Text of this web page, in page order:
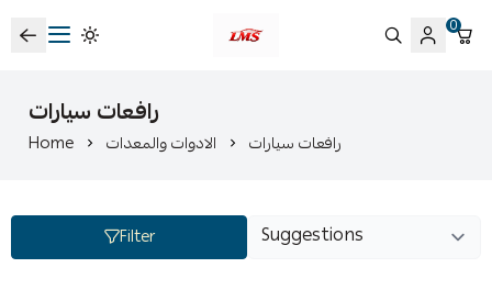
متجر لمسات الشرقية لزينة سيارات LMS
0
رافعات سيارات
Home الادوات والمعدات رافعات سيارات
Filter